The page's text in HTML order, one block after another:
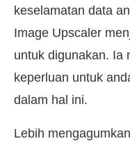
keselamatan data
Image Upscaler
untuk digunakan. Ia
keperluan untuk
dalam hal ini.
Lebih